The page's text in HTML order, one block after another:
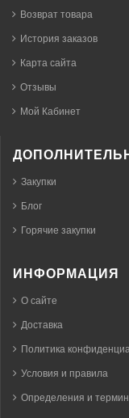
Возврат товара
История заказов
Карта сайта
Отзывы
Мой Кабинет
Закупки
Блог
Горячие закупки
ИНФОРМАЦИЯ
О сайте
Доставка
Политика
Условия и правила
Определения и